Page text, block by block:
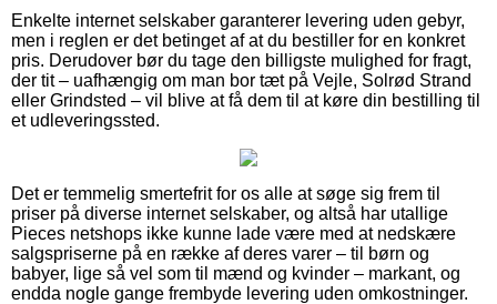
Enkelte internet selskaber garanterer levering uden gebyr,
men i reglen er det betinget af at du bestiller for en konkret
pris. Derudover bør du tage den billigste mulighed for fragt,
der tit – uafhængig om man bor tæt på Vejle, Solrød Strand
eller Grindsted – vil blive at få dem til at køre din bestilling til
et udleveringssted.
Det er temmelig smertefrit for os alle at søge sig frem til
priser på diverse internet selskaber, og altså har utallige
Pieces netshops ikke kunne lade være med at nedskære
salgspriserne på en række af deres varer – til børn og
babyer, lige så vel som til mænd og kvinder – markant, og
endda nogle gange frembyde levering uden omkostninger.